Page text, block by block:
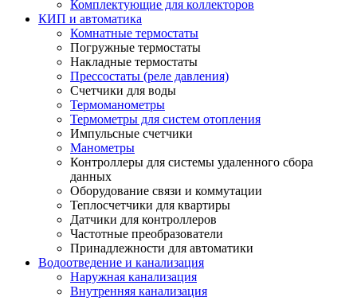
Комплектующие для коллекторов
КИП и автоматика
Комнатные термостаты
Погружные термостаты
Накладные термостаты
Прессостаты (реле давления)
Счетчики для воды
Термоманометры
Термометры для систем отопления
Импульсные счетчики
Манометры
Контроллеры для системы удаленного сбора
данных
Оборудование связи и коммутации
Теплосчетчики для квартиры
Датчики для контроллеров
Частотные преобразователи
Принадлежности для автоматики
Водоотведение и канализация
Наружная канализация
Внутренняя канализация